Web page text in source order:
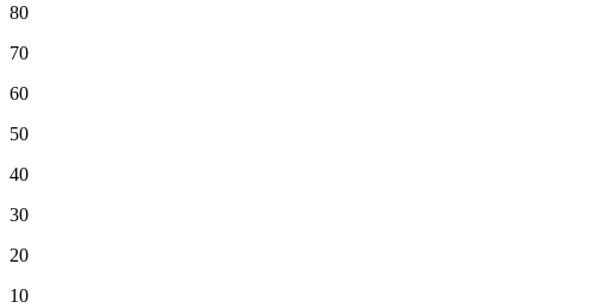
80
70
60
50
40
30
20
10